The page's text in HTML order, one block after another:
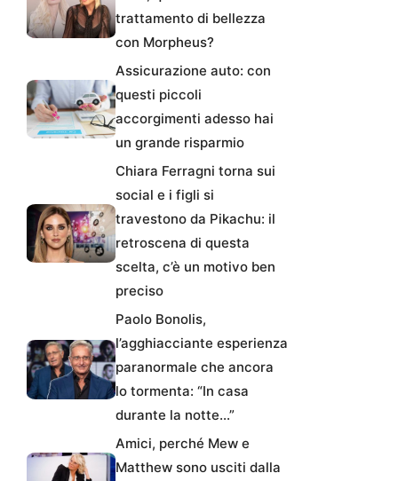
trattamento di bellezza
con Morpheus?
Assicurazione auto: con
questi piccoli
accorgimenti adesso hai
un grande risparmio
Chiara Ferragni torna sui
social e i figli si
travestono da Pikachu: il
retroscena di questa
scelta, c’è un motivo ben
preciso
Paolo Bonolis,
l’agghiacciante esperienza
paranormale che ancora
lo tormenta: “In casa
durante la notte…”
Amici, perché Mew e
Matthew sono usciti dalla